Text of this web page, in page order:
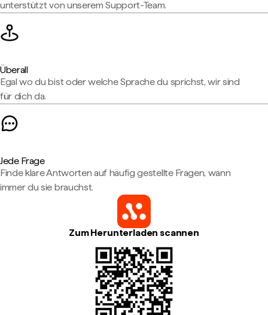
unterstützt von unserem Support-Team.
Überall
Egal wo du bist oder welche Sprache du sprichst, wir sind
für dich da.
Jede Frage
Finde klare Antworten auf häufig gestellte Fragen, wann
immer du sie brauchst.
Zum Herunterladen scannen